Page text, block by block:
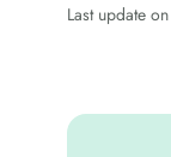
Last update